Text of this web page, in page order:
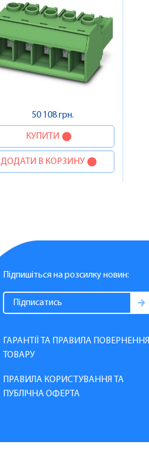
50 108 грн.
КУПИТИ
ДОДАТИ В КОРЗИНУ
Підпишіться на розсилку новин:
ГАРАНТІЇ ТА ПРАВИЛА ПОВЕРНЕННЯ
ТОВАРУ
ПРАВИЛА КОРИСТУВАННЯ ТА
ПУБЛІЧНА ОФЕРТА